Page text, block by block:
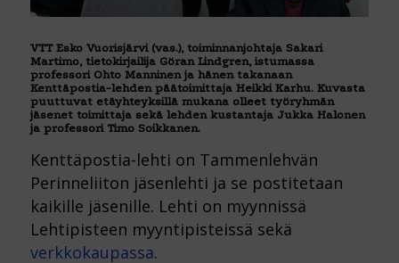
VTT Esko Vuorisjärvi (vas.), toiminnanjohtaja Sakari
Martimo, tietokirjailija Göran Lindgren, istumassa
professori Ohto Manninen ja hänen takanaan
Kenttäpostia-lehden päätoimittaja Heikki Karhu. Kuvasta
puuttuvat etäyhteyksillä mukana olleet työryhmän
jäsenet toimittaja sekä lehden kustantaja Jukka Halonen
ja professori Timo Soikkanen.
Kenttäpostia-lehti on Tammenlehvän
Perinneliiton jäsenlehti ja se postitetaan
kaikille jäsenille. Lehti on myynnissä
Lehtipisteen myyntipisteissä sekä
verkkokaupassa.